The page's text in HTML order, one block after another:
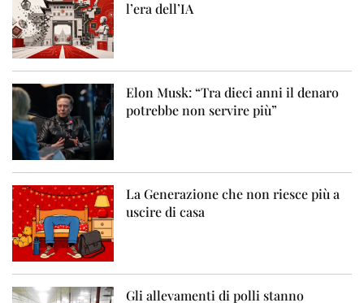
l’era dell’IA
Elon Musk: “Tra dieci anni il denaro
potrebbe non servire più”
La Generazione che non riesce più a
uscire di casa
Gli allevamenti di polli stanno